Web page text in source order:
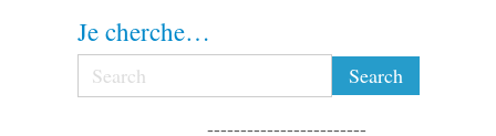
Je cherche…
------------------------